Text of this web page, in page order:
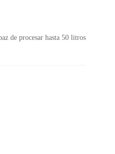
de procesar hasta 50 litros